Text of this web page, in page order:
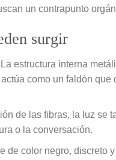
un contrapunto
surgir
La estructura interna
como un faldón
de las fibras, la luz se
o la conversación.
de color negro, discreto